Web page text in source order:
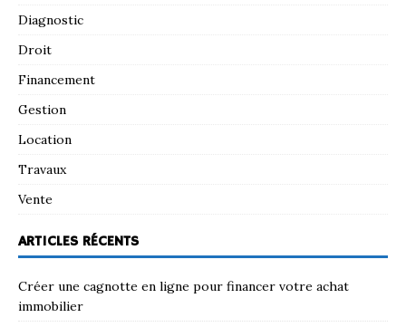
Diagnostic
Droit
Financement
Gestion
Location
Travaux
Vente
ARTICLES RÉCENTS
Créer une cagnotte en ligne pour financer votre achat
immobilier